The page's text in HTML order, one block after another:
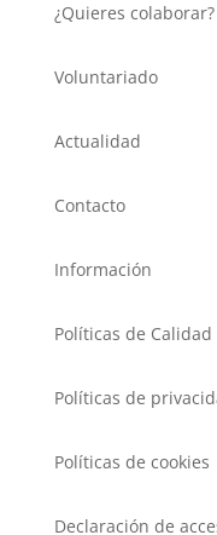
¿Quieres colaborar?
Voluntariado
Actualidad
Contacto
Información
Políticas de Calidad
Políticas de
Políticas de cookies
Declaración de